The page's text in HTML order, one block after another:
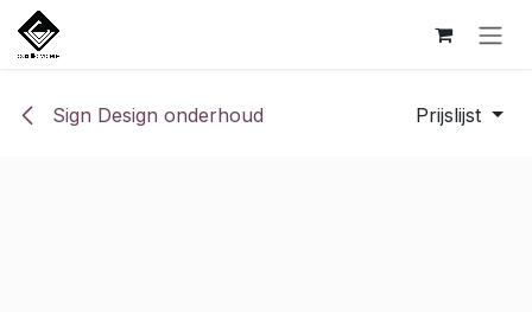
Overslaan naar inhoud
Sign Design onderhoud Prijslijst